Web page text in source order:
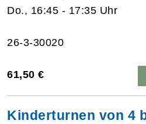
Do., 16:45 - 17:35 Uhr
26-3-30020
61,50 €
Kinderturnen von 4